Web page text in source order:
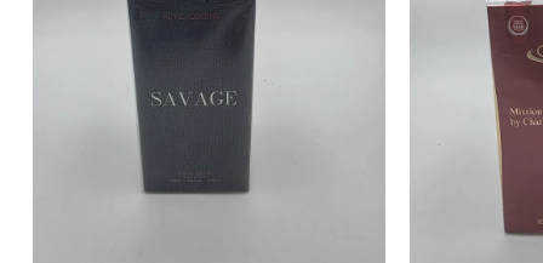
No hay productos en el carrito.
Ir A La Tienda